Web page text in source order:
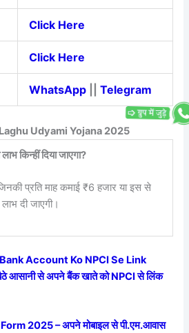
Click Here
Click Here
WhatsApp ||Telegram
Udyami Yojana 2025
किन्हीं दिया जाएगा?
प्रति माह कमाई ₹6 हजार या इस से
दी जाएगी।
Account Ko NPCI Se Link
आसानी से अपने बैंक खाते को NPCI से लिंक
2025 – अपने मोबाइल से पी.एम.आवास